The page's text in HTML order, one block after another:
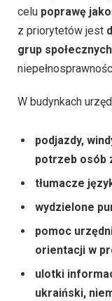
celu poprawę
z priorytetów jest
grup społecznych
W budynkach
podjazdy,
potrzeb osób
tłumacze
wydzielone
pomoc
orientacji w
ulotki
ukraiński,